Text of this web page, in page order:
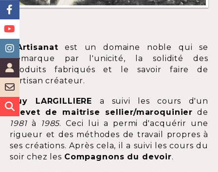
L' Artisanat est un domaine noble qui se
démarque par l'unicité, la solidité des
produits fabriqués et le savoir faire de
l'artisan créateur.
Guy LARGILLIERE a suivi les cours d'un
Brevet de maitrise sellier/maroquinier de
1981à 1985. Ceci lui a permi d'acquérir une
rigueur et des méthodes de travail propres à
ses créations. Après cela, il a suivi les cours du
soir chez les Compagnons du devoir.